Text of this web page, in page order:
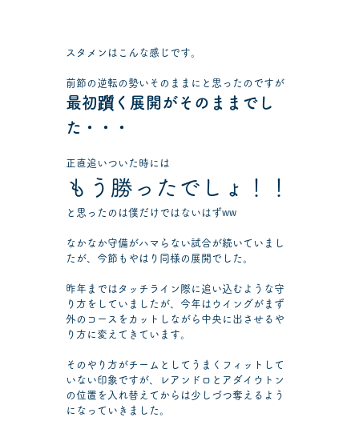
スタメンはこんな感じです。
前節の逆転の勢いそのままにと思ったのですが
最初躓く展開がそのままでし
た・・・
正直追いついた時には
もう勝ったでしょ！！
と思ったのは僕だけではないはずww
なかなか守備がハマらない試合が続いていまし
たが、今節もやはり同様の展開でした。
昨年まではタッチライン際に追い込むような守
り方をしていましたが、今年はウイングがまず
外のコースをカットしながら中央に出させるや
り方に変えてきています。
そのやり方がチームとしてうまくフィットして
いない印象ですが、レアンドロとアダイウトン
の位置を入れ替えてからは少しづつ奪えるよう
になっていきました。